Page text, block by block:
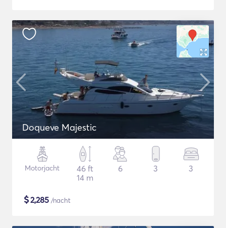
Doqueve Majestic
Motorjacht
46 ft
14 m
6 3 3
$2,285 /nacht